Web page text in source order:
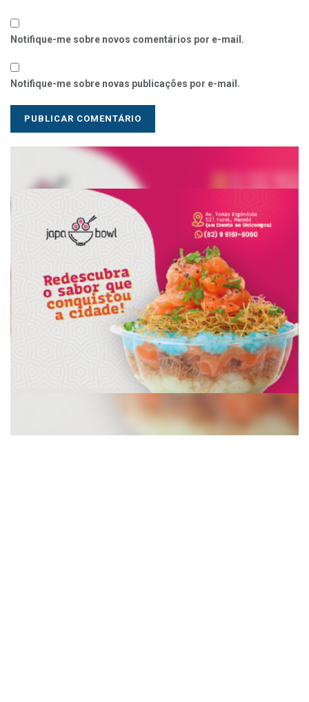
Notifique-me sobre novos comentários por e-mail.
Notifique-me sobre novas publicações por e-mail.